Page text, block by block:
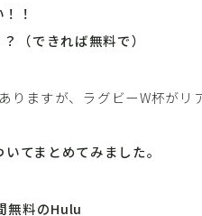
！
（できれば無料で）
りますが、ラグビーW杯がリ
てまとめてみました。
無料のHulu